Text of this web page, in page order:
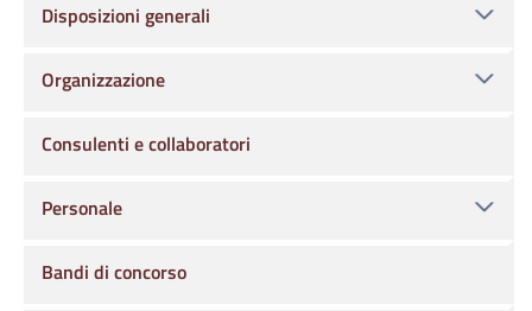
Disposizioni generali
Organizzazione
Consulenti e collaboratori
Personale
Bandi di concorso